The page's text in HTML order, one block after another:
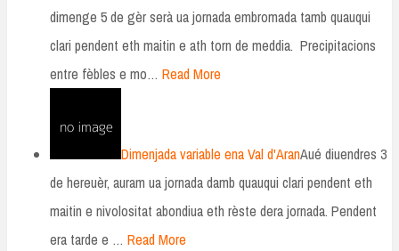
dimenge 5 de gèr serà ua jornada embromada tamb quauqui
clari pendent eth maitin e ath torn de meddia. Precipitacions
entre fèbles e mo… Read More
Dimenjada variable ena Val d'AranAué diuendres 3
de hereuèr, auram ua jornada damb quauqui clari pendent eth
maitin e nivolositat abondiua eth rèste dera jornada. Pendent
era tarde e … Read More